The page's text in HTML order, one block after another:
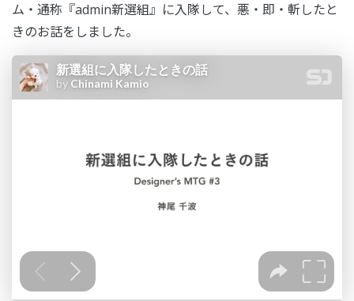
ム・通称『admin新選組』に入隊して、悪・即・斬したと
きのお話をしました。